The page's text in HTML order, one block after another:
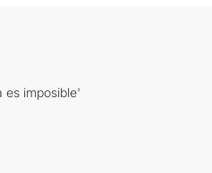
es imposible'